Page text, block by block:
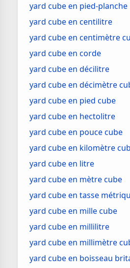
yard cube en pied-planche
yard cube en centilitre
yard cube en centimètre
yard cube en corde
yard cube en décilitre
yard cube en décimètre
yard cube en pied cube
yard cube en hectolitre
yard cube en pouce cube
yard cube en kilomètre
yard cube en litre
yard cube en mètre cube
yard cube en tasse
yard cube en mille cube
yard cube en millilitre
yard cube en millimètre
yard cube en boisseau